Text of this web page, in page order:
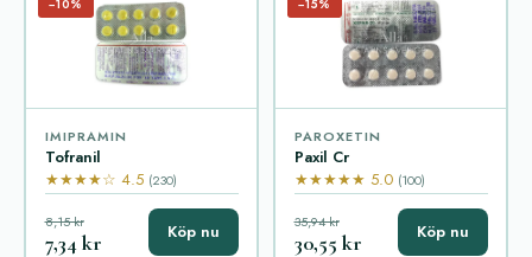
−10%
IMIPRAMIN
Tofranil
★★★★☆ 4.5 (230)
8,15 kr
7,34 kr Köp nu
−15%
PAROXETIN
Paxil Cr
★★★★★ 5.0 (100)
35,94 kr
30,55 kr Köp nu